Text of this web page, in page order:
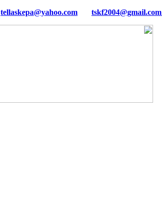
tellaskepa@yahoo.com tskf2004@gmail.com